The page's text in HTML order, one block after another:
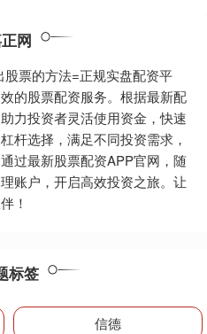
网
票的方法=正规实盘配资平
的股票配资服务。根据最新配
力投资者灵活使用资金，快速
杆选择，满足不同投资需求，
过最新股票配资APP官网，随
账户，开启高效投资之旅。让
！
标签
信德